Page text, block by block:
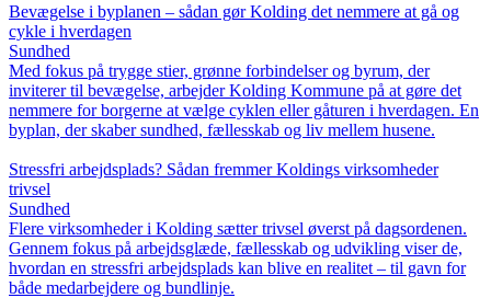
Bevægelse i byplanen – sådan gør Kolding det nemmere at gå og
cykle i hverdagen
Sundhed
Med fokus på trygge stier, grønne forbindelser og byrum, der
inviterer til bevægelse, arbejder Kolding Kommune på at gøre det
nemmere for borgerne at vælge cyklen eller gåturen i hverdagen. En
byplan, der skaber sundhed, fællesskab og liv mellem husene.
Stressfri arbejdsplads? Sådan fremmer Koldings virksomheder
trivsel
Sundhed
Flere virksomheder i Kolding sætter trivsel øverst på dagsordenen.
Gennem fokus på arbejdsglæde, fællesskab og udvikling viser de,
hvordan en stressfri arbejdsplads kan blive en realitet – til gavn for
både medarbejdere og bundlinje.